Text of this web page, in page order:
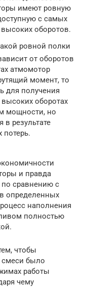
имеют ровную
с самых
оборотов.
ровной полки
от оборотов
атмомотор
момент, то
для получения
оборотах
мощности, но
результате
потерь.
и правда
сравнению с
определенных
наполнения
полностью
чтобы
было
работы
чему